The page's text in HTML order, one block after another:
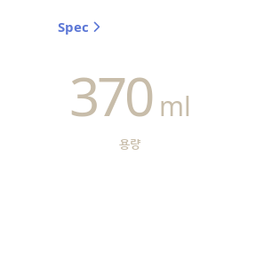
Spec
용량
370 ml